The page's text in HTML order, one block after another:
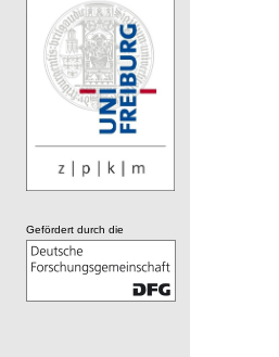
Gefördert durch die